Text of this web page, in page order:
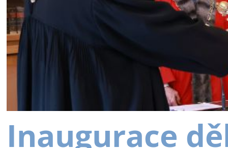
Inaugurace